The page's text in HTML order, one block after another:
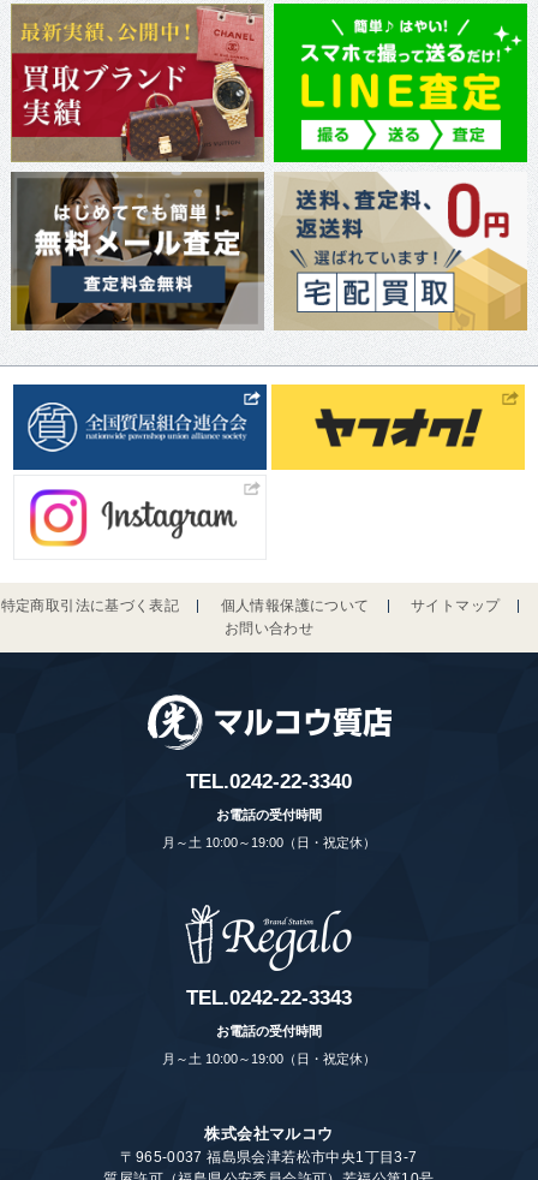
特定商取引法に基づく表記 個人情報保護について
サイトマップ
お問い合わせ
TEL.0242-22-3340
お電話の受付時間
月～土 10:00～19:00（日・祝定休）
TEL.0242-22-3343
お電話の受付時間
月～土 10:00～19:00（日・祝定休）
株式会社マルコウ
〒965-0037 福島県会津若松市中央1丁目3-7